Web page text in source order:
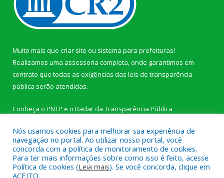
Muito mais que criar site ou sistema para prefeituras!
Realizamos uma assessoria completa, onde garantimos em
contrato que todas as exigências das leis de transparência
pública serão atendidas.
Conheça o PNTP e o Radar da Transparência Pública
Todos os direitos reservados a Câmara Municipal de Novo
Progresso.
Nós usamos cookies para melhorar sua experiência de
navegação no portal. Ao utilizar nosso portal, você
concorda com a política de monitoramento de cookies.
Para ter mais informações sobre como isso é feito, acesse
Política de cookies (Leia mais). Se você concorda, clique em
ACEITO.